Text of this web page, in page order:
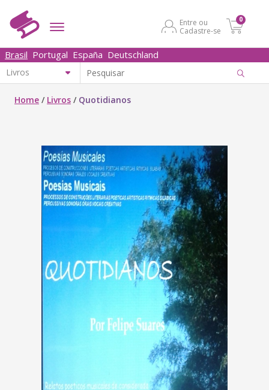
Entre ou
Cadastre-se
0
Brasil Portugal España Deutschland
Home / Livros / Quotidianos